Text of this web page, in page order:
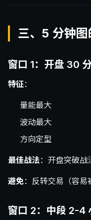
三、5 分钟
窗口 1：开盘 30
特征：
量能最大
波动最大
方向定型
最佳战法：开盘突破战
避免：反转交易（容易
窗口 2：中段 2-4